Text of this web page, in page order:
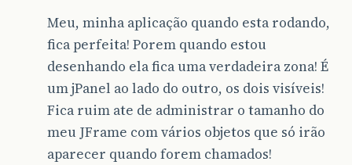
Meu, minha aplicação quando esta rodando,
fica perfeita! Porem quando estou
desenhando ela fica uma verdadeira zona! É
um jPanel ao lado do outro, os dois visíveis!
Fica ruim ate de administrar o tamanho do
meu JFrame com vários objetos que só irão
aparecer quando forem chamados!